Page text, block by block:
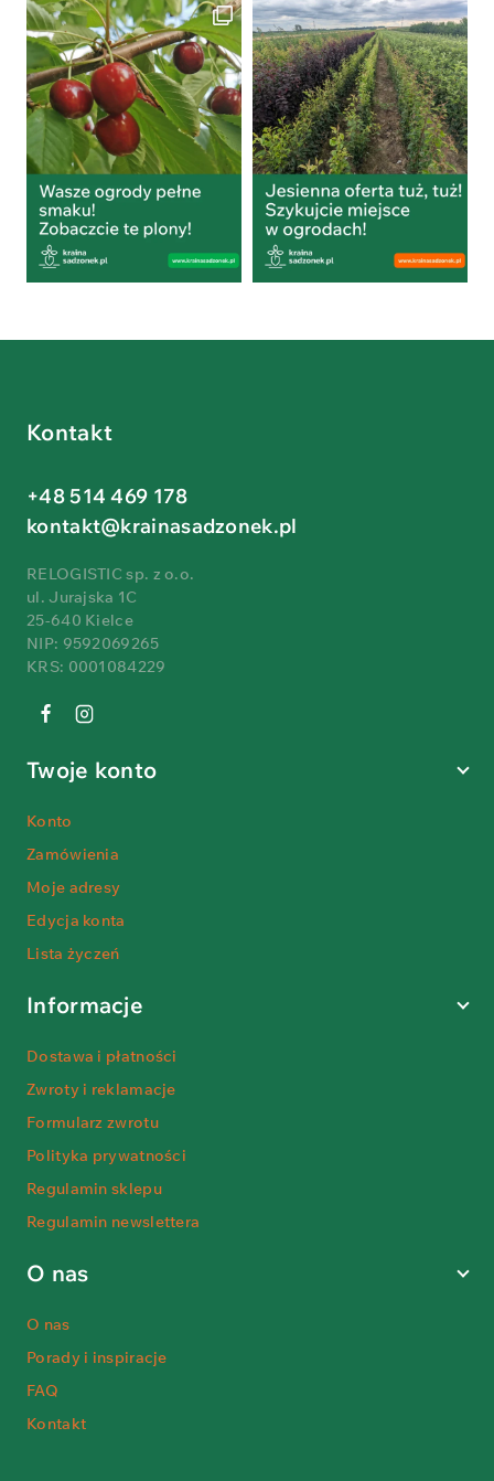
Kontakt
+48 514 469 178
kontakt@krainasadzonek.pl
RELOGISTIC sp. z o.o.
ul. Jurajska 1C
25-640 Kielce
NIP: 9592069265
KRS: 0001084229
Twoje konto
Konto
Zamówienia
Moje adresy
Edycja konta
Lista życzeń
Informacje
Dostawa i płatności
Zwroty i reklamacje
Formularz zwrotu
Polityka prywatności
Regulamin sklepu
Regulamin newslettera
O nas
O nas
Porady i inspiracje
FAQ
Kontakt